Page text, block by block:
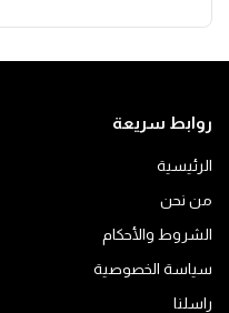
روابط سريعة
الرئيسية
من نحن
الشروط والأحكام
سياسة الخصوصية
راسلنا